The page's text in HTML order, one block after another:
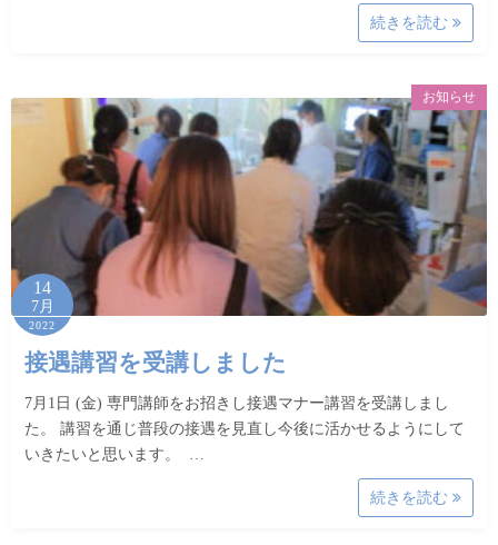
続きを読む
お知らせ
14
7月
2022
接遇講習を受講しました
7月1日 (金) 専門講師をお招きし接遇マナー講習を受講しまし
た。 講習を通じ普段の接遇を見直し今後に活かせるようにして
いきたいと思います。 …
続きを読む